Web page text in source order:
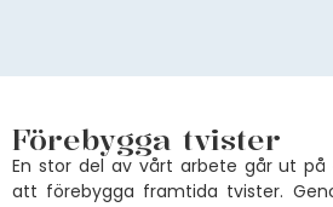
Förebygga tvister
En stor del av vårt arbete går ut
att förebygga framtida tvister.